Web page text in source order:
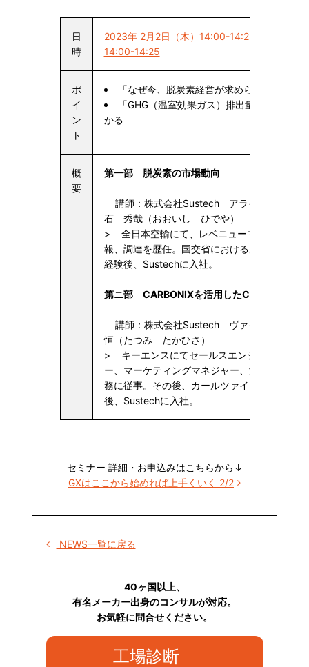
日
時
2023年 2月2日（木）14:00-14:25
14:00-14:25
ポ
イ
ン
ト
「なぜ今、脱炭素経営が求められているの
「GHG（温室効果ガス）排出量算定の効率
かる
概
要
第一部 脱炭素の市場動向
講師：株式会社Sustech アライアンスマ
石 秀哉（おおいし ひでや）
> 全日本空輸にて、レベニューマネジメント
報、調達を歴任。国交省における空港脱炭素
経験後、Sustechに入社。
第ニ部 CARBONIXを活用したCO2排出量の
講師：株式会社Sustech ヴァイスプレジ
恒（たつみ たかひさ）
> キーエンスにてセールスエンジニア、セー
ー、マーケティングマネジャー、海外現地法
務に従事。その後、カールツァイス等でSBU
後、Sustechに入社。
セミナー 詳細・お申込みはこちらから↓
GXはここから始めれば上手くいく 2/2
NEWS一覧に戻る
40ヶ国以上、
有名メーカー出身のコンサルが対応。
お気軽に問合せください。
工場診断